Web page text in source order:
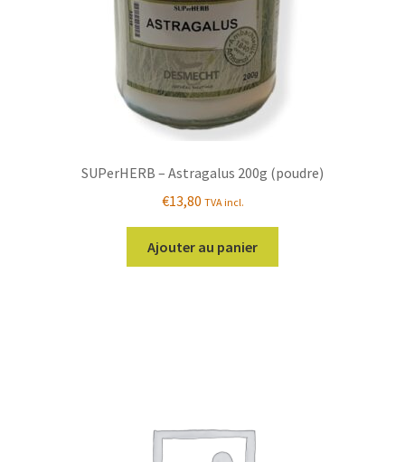
SUPerHERB – Astragalus 200g (poudre)
€13,80 TVA incl.
Ajouter au panier